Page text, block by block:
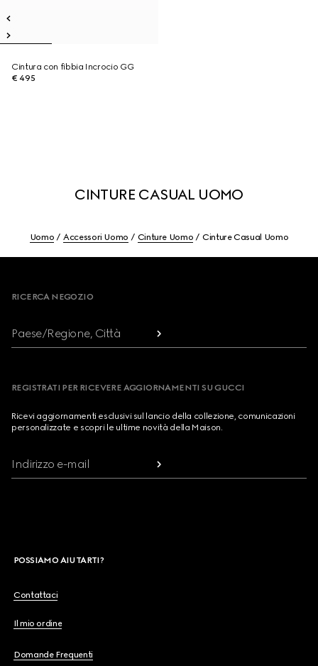
Cintura con fibbia Incrocio GG
€ 495
CINTURE CASUAL UOMO
Uomo Accessori Uomo Cinture Uomo Cinture Casual Uomo
RICERCA NEGOZIO
Paese/Regione, Città
REGISTRATI PER RICEVERE AGGIORNAMENTI SU GUCCI
Ricevi aggiornamenti esclusivi sul lancio della collezione, comunicazioni
personalizzate e scopri le ultime novità della Maison.
Indirizzo e-mail
POSSIAMO AIUTARTI?
Contattaci
Il mio ordine
Domande Frequenti